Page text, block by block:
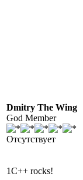
Dmitry The Wing
God Member
Отсутствует
1C++ rocks!